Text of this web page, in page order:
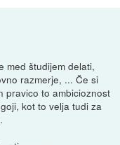
med študijem delati,
razmerje, ... Če si
pravico to ambicioznost
kot to velja tudi za